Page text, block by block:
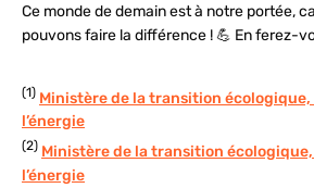
Ce monde de demain est à notre portée,
pouvons faire la différence ! 💪 En ferez-
(1) Ministère de la transition écologique,
l’énergie
(2) Ministère de la transition
l’énergie